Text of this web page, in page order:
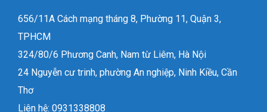
656/11A Cách mạng tháng 8, Phường 11, Quận 3,
TPHCM
324/80/6 Phương Canh, Nam từ Liêm, Hà Nội
24 Nguyễn cư trinh, phường An nghiệp, Ninh Kiều, Cần
Thơ
Liên hệ: 0931338808